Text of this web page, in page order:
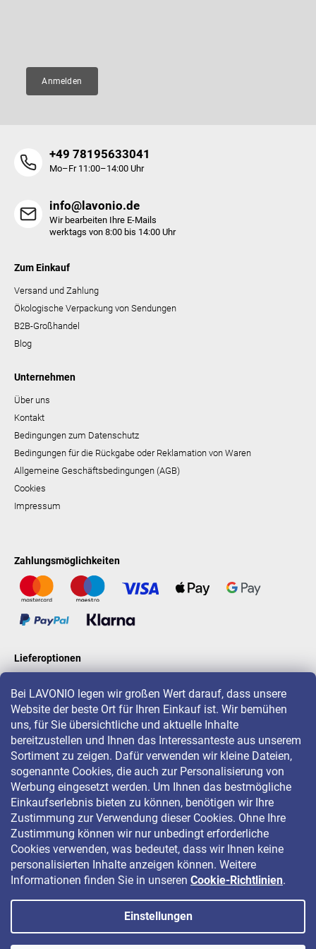
Bei LAVONIO legen wir großen Wert darauf, dass unsere
Website der beste Ort für Ihren Einkauf ist. Wir bemühen
uns, für Sie übersichtliche und aktuelle Inhalte
bereitzustellen und Ihnen das Interessanteste aus unserem
Sortiment zu zeigen. Dafür verwenden wir kleine Dateien,
sogenannte Cookies, die auch zur Personalisierung von
Werbung eingesetzt werden. Um Ihnen das bestmögliche
Einkaufserlebnis bieten zu können, benötigen wir Ihre
Zustimmung zur Verwendung dieser Cookies. Ohne Ihre
Zustimmung können wir nur unbedingt erforderliche
Cookies verwenden, was bedeutet, dass wir Ihnen keine
personalisierten Inhalte anzeigen können. Weitere
Informationen finden Sie in unseren Cookie-Richtlinien.
Einstellungen
Anmelden
+49 78195633041
Mo–Fr 11:00–14:00 Uhr
info@lavonio.de
Wir bearbeiten Ihre E-Mails
werktags von 8:00 bis 14:00 Uhr
Zum Einkauf
Versand und Zahlung
Ökologische Verpackung von Sendungen
B2B-Großhandel
Blog
Unternehmen
Über uns
Kontakt
Bedingungen zum Datenschutz
Bedingungen für die Rückgabe oder Reklamation von Waren
Allgemeine Geschäftsbedingungen (AGB)
Cookies
Impressum
Zahlungsmöglichkeiten
Lieferoptionen
LAVONIO in der Welt
Für Aktionen, Gewinnspiele und Rabatte folgen Sie uns auf:
Copyright 2026 LAVONIO.de. Alle Rechte vorbehalten.